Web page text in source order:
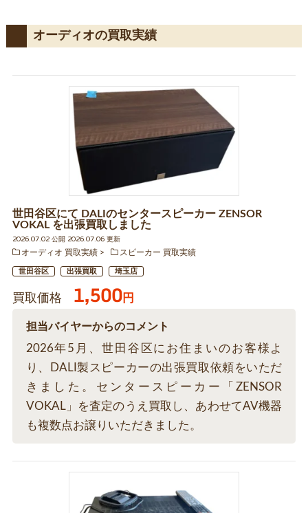
オーディオの買取実績
世田谷区にて DALIのセンタースピーカー ZENSOR
VOKAL を出張買取しました
2026.07.02 公開 2026.07.06 更新
オーディオ 買取実績
スピーカー 買取実績
世田谷区 出張買取 埼玉店
買取価格 1,500円
担当バイヤーからのコメント
2026年5月、世田谷区にお住まいのお客様よ
り、DALI製スピーカーの出張買取依頼をいただ
きました。センタースピーカー「ZENSOR
VOKAL」を査定のうえ買取し、あわせてAV機器
も複数点お譲りいただきました。